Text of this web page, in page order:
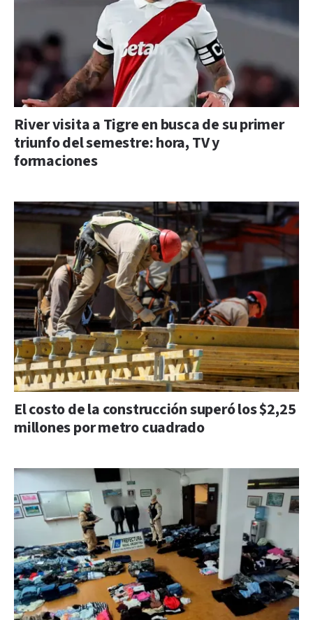
River visita a Tigre en busca de su primer
triunfo del semestre: hora, TV y
formaciones
El costo de la construcción superó los $2,25
millones por metro cuadrado